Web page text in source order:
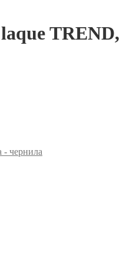
TREND,
- чернила